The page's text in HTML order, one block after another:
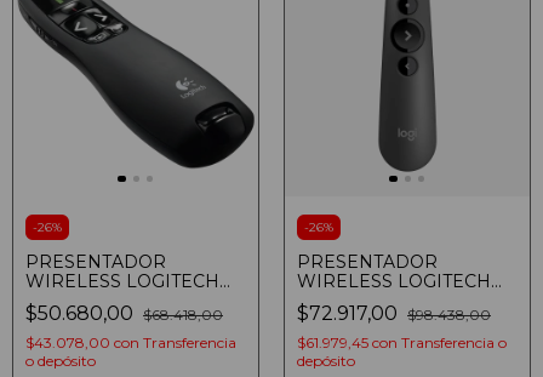
-26%
PRESENTADOR
WIRELESS LOGITECH
R400 001354
$50.680,00 $68.418,00
$43.078,00 con Transferencia
o depósito
-26%
PRESENTADOR
WIRELESS LOGITECH
R500S LASER 20M
BLUETOOTH USB
GRAFITO 910-006518
$72.917,00 $98.438,00
$61.979,45 con Transferencia o
depósito